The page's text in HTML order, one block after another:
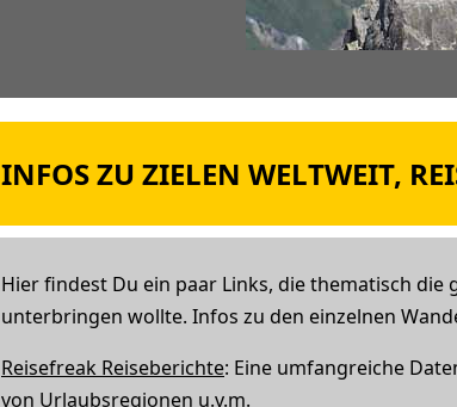
INFOS ZU ZIELEN WELTWEIT,
Hier findest Du ein paar Links, die thematisch
unterbringen wollte. Infos zu den einzelnen
Reisefreak Reiseberichte: Eine umfangreiche
von Urlaubsregionen u.v.m.